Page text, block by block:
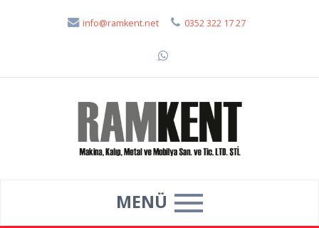
info@ramkent.net 0352 322 17 27
MENÜ